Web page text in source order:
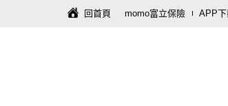
回首頁 momo富立保險 APP